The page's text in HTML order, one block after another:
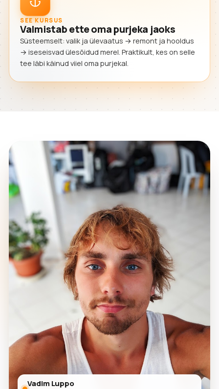
SEE KURSUS
Valmistab ette oma purjeka jaoks
Süsteemselt: valik ja ülevaatus → remont ja hooldus
→ iseseisvad ülesõidud merel. Praktikult, kes on selle
tee läbi käinud viiel oma purjekal.
Vadim Luppo